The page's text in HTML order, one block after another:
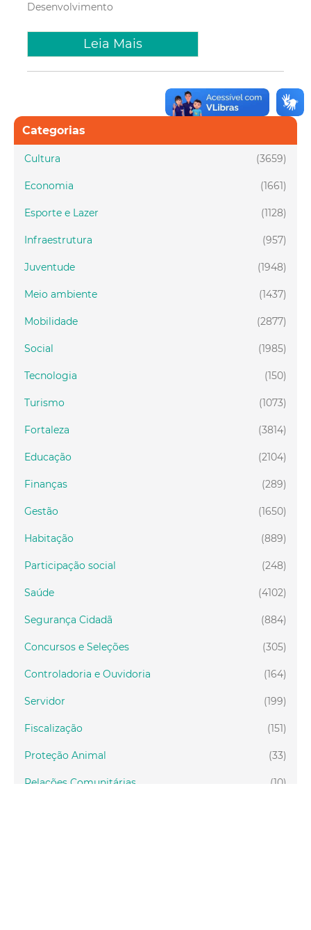
Desenvolvimento
Leia Mais
Categorias
(3659)
Cultura
(1661)
Economia
(1128)
Esporte e Lazer
(957)
Infraestrutura
(1948)
Juventude
(1437)
Meio ambiente
(2877)
Mobilidade
(1985)
Social
(150)
Tecnologia
(1073)
Turismo
(3814)
Fortaleza
(2104)
Educação
(289)
Finanças
(1650)
Gestão
(889)
Habitação
(248)
Participação social
(4102)
Saúde
(884)
Segurança Cidadã
(305)
Concursos e Seleções
(164)
Controladoria e Ouvidoria
(199)
Servidor
(151)
Fiscalização
(33)
Proteção Animal
(10)
Relações Comunitárias